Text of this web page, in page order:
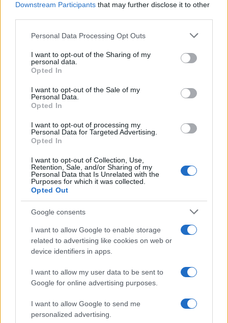
Downstream Participants that may further disclose it to other
Please note that this website/app uses one or more Google
not limited to your visit or usage behaviour. You may click to
grant or deny consent to Google and its third-party tags to
use your data for below specified purposes in below Google
consent section.
Personal Data Processing Opt Outs
I want to opt-out of the Sharing of my
personal data.
Opted In
I want to opt-out of the Sale of my
Personal Data.
Opted In
I want to opt-out of processing my
Personal Data for Targeted Advertising.
Opted In
I want to opt-out of Collection, Use,
Retention, Sale, and/or Sharing of my
Personal Data that Is Unrelated with the
Purposes for which it was collected.
Opted Out
Google consents
I want to allow Google to enable storage
related to advertising like cookies on web or
device identifiers in apps.
I want to allow my user data to be sent to
Google for online advertising purposes.
I want to allow Google to send me
personalized advertising.
Οι άνθρωποι, οι αυθεντικές ιστορίες,
το ελληνικό καλοκαίρι και ένας
πολιτισμός που μας ενώνει κάθε μέρα.
ΟΣΑ ΧΡΕΙΑΖΕΣΑΙ
ΤΟ ΠΑΡΟΝ ΤΗΣ ΚΥΡΙΑΚΗΣ